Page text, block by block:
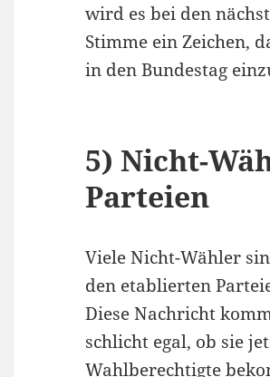
wird es bei den
Stimme ein Zeichen,
in den Bundestag
5) Nicht-
Parteien
Viele Nicht-Wähler
den etablierten
Diese Nachricht
schlicht egal, ob sie
Wahlberechtigte